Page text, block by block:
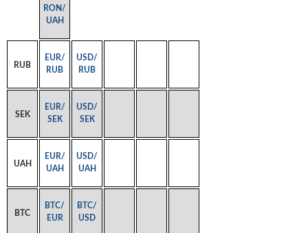
RON/
UAH
RUB
EUR/
RUB
USD/
RUB
SEK
EUR/
SEK
USD/
SEK
UAH
EUR/
UAH
USD/
UAH
BTC
BTC/
EUR
BTC/
USD